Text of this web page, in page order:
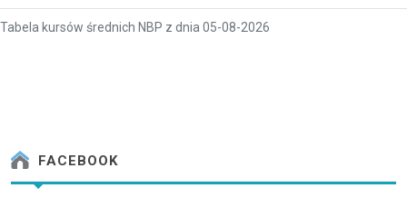
Tabela kursów średnich NBP z dnia 05-08-2026
FACEBOOK